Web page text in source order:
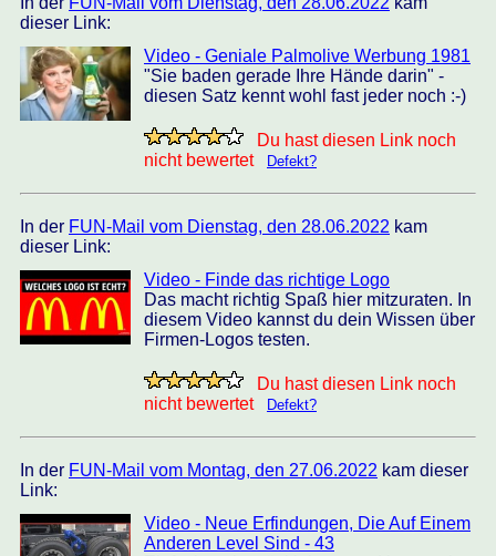
dieser Link:
Video - Geniale Palmolive Werbung 1981
"Sie baden gerade Ihre Hände darin" -
diesen Satz kennt wohl fast jeder noch :-)
Du hast diesen Link noch
nicht bewertet
Defekt?
In der FUN-Mail vom Dienstag, den 28.06.2022 kam
dieser Link:
Video - Finde das richtige Logo
Das macht richtig Spaß hier mitzuraten. In
diesem Video kannst du dein Wissen über
Firmen-Logos testen.
Du hast diesen Link noch
nicht bewertet
Defekt?
In der FUN-Mail vom Montag, den 27.06.2022 kam dieser
Link:
Video - Neue Erfindungen, Die Auf Einem
Anderen Level Sind - 43